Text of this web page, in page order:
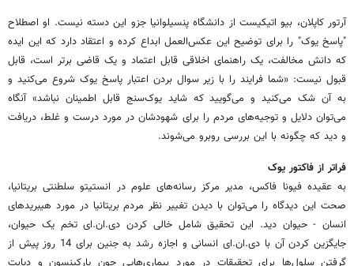
آرتور کاپلان، بیو اتیکیست از دانشگاه پنسیلوانیا جزو این دسته نیست. او اصطلاح
"پاسخ یوک" را برای توضیح این عکس‌العمل ابداع کرده و اعتقاد دارد که این ایده
که دانش مخالفت، یک راهنمای اخلاقی قابل اعتماد و یک قاضی برتر است، قابل
قبول نیست: «شما فرایند را با زیر سوال بردن اعتبار پاسخ یوک شروع می‌کنید و
به آن شک می‌کنید و می‌گویید که شاید یوک‌سنج قابل اطمینان نباشد» آنگاه
می‌توان دلایل و توجیه‌های مردم را برای شهودشان در مورد درست و غلط، دریافت
و دید که چگونه با این بررسی روبرو می‌شوند.
فراتر از فاکتور یوک
به عقیده فیونا فاکس، مدیر مرکز رسانه‌های علوم در انستیتو سلطنتی بریتانیا،
صحت این دیدگاه را می‌توان با دیدن تغییر نظر مردم بریتانیا در مورد هیبریدهای
انسان - حیوان دید. این تحقیق شامل خالی کردن دی.ان.ای تخم یک حیوان،
جایگزین کردن آن با دی.ان.ای انسانی و اجازه رشد به جنین برای 14 روز پیش از
گرفتن سلول‌ها برای تحقیقات در مورد بیماری‌هایی چون پارکینسون و دیابت